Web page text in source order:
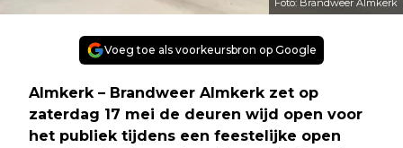
Foto: Brandweer Almkerk
Voeg toe als voorkeursbron op Google
Almkerk – Brandweer Almkerk zet op
zaterdag 17 mei de deuren wijd open voor
het publiek tijdens een feestelijke open